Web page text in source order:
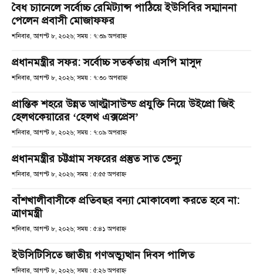
বৈধ চ্যানেলে সর্বোচ্চ রেমিট্যান্স পাঠিয়ে ইউসিবির সম্মাননা
পেলেন প্রবাসী মোজাফফর
শনিবার, আগস্ট ৮, ২০২৬; সময় : ৭:৩৯ অপরাহ্ণ
প্রধানমন্ত্রীর সফর: সর্বোচ্চ সতর্কতায় এসপি মাসুদ
শনিবার, আগস্ট ৮, ২০২৬; সময় : ৭:৩০ অপরাহ্ণ
প্রান্তিক শহরে উন্নত আল্ট্রাসাউন্ড প্রযুক্তি নিয়ে উইপ্রো জিই
হেলথকেয়ারের ‘হেলথ এক্সপ্রেস’
শনিবার, আগস্ট ৮, ২০২৬; সময় : ৭:০৯ অপরাহ্ণ
প্রধানমন্ত্রীর চট্টগ্রাম সফরের প্রস্তুত সাত ভেন্যু
শনিবার, আগস্ট ৮, ২০২৬; সময় : ৫:৫৫ অপরাহ্ণ
বাঁশখালীবাসীকে প্রতিবছর বন্যা মোকাবেলা করতে হবে না:
ত্রাণমন্ত্রী
শনিবার, আগস্ট ৮, ২০২৬; সময় : ৫:৪১ অপরাহ্ণ
ইউসিটিসিতে জাতীয় গণঅভ্যুত্থান দিবস পালিত
শনিবার, আগস্ট ৮, ২০২৬; সময় : ৫:২৬ অপরাহ্ণ